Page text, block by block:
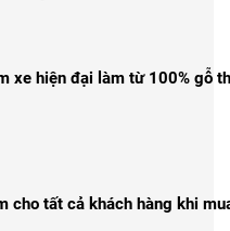
xe hiện đại làm từ 100% gỗ
cho tất cả khách hàng khi